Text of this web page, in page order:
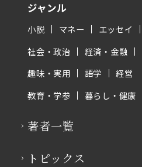
ジャンル
小説 マネー エッセイ
社会・政治
経済・金融
趣味・実用
語学
経営
教育・学参
暮らし・健康
著者一覧
トピックス